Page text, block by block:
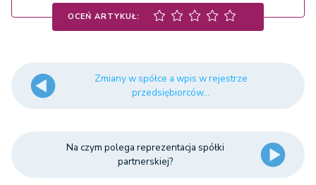
OCEŃ ARTYKUŁ:
Zmiany w spółce a wpis w rejestrze
przedsiębiorców...
Na czym polega reprezentacja spółki
partnerskiej?